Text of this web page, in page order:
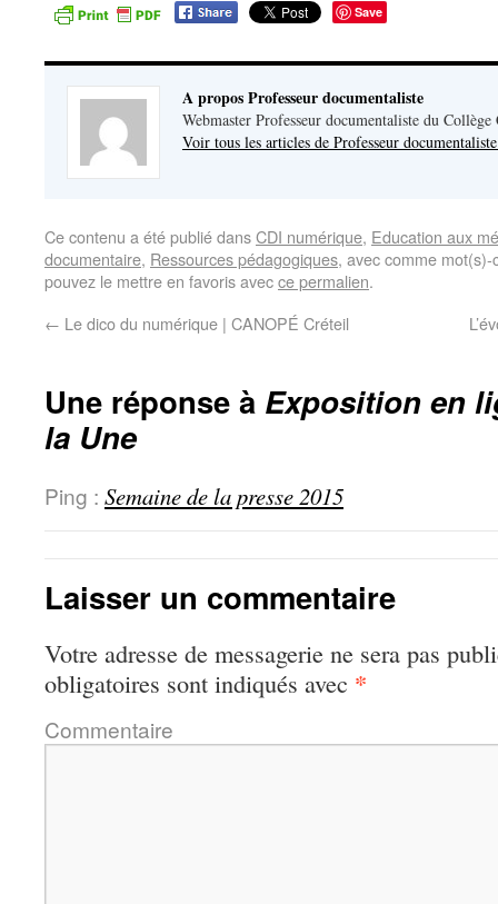
Save
A propos Professeur documentaliste
Webmaster Professeur documentaliste du Collège
Voir tous les articles de Professeur
Ce contenu a été publié dansCDI numérique, Education aux
documentaire, Ressources pédagogiques, avec comme
pouvez le mettre en favoris avecce permalien.
← Le dico du numérique | CANOPÉ Créteil
Une réponse à Exposition en
la Une
Ping : Semaine de la presse 2015
Laisser un commentaire
Votre adresse de messagerie ne sera pas
obligatoires sont indiqués avec *
Commentaire